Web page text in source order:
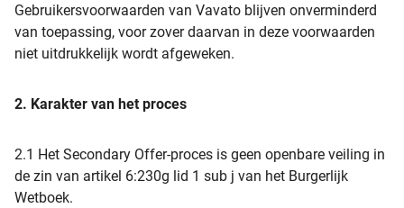
Gebruikersvoorwaarden van Vavato blijven onverminderd
van toepassing, voor zover daarvan in deze voorwaarden
niet uitdrukkelijk wordt afgeweken.
2. Karakter van het proces
2.1 Het Secondary Offer-proces is geen openbare veiling in
de zin van artikel 6:230g lid 1 sub j van het Burgerlijk
Wetboek.